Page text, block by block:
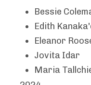
Bessie
Edith
Eleanor
Jovita Idar
Maria